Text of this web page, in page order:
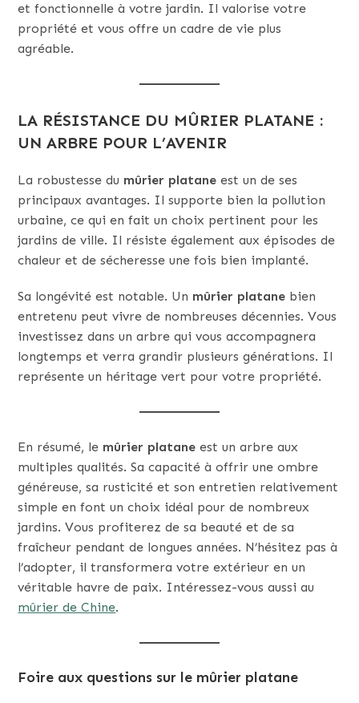
et fonctionnelle à votre jardin. Il valorise votre
propriété et vous offre un cadre de vie plus
agréable.
LA RÉSISTANCE DU MÛRIER PLATANE :
UN ARBRE POUR L’AVENIR
La robustesse du mûrier platane est un de ses
principaux avantages. Il supporte bien la pollution
urbaine, ce qui en fait un choix pertinent pour les
jardins de ville. Il résiste également aux épisodes de
chaleur et de sécheresse une fois bien implanté.
Sa longévité est notable. Un mûrier platane bien
entretenu peut vivre de nombreuses décennies. Vous
investissez dans un arbre qui vous accompagnera
longtemps et verra grandir plusieurs générations. Il
représente un héritage vert pour votre propriété.
En résumé, le mûrier platane est un arbre aux
multiples qualités. Sa capacité à offrir une ombre
généreuse, sa rusticité et son entretien relativement
simple en font un choix idéal pour de nombreux
jardins. Vous profiterez de sa beauté et de sa
fraîcheur pendant de longues années. N’hésitez pas à
l’adopter, il transformera votre extérieur en un
véritable havre de paix. Intéressez-vous aussi au
mûrier de Chine.
Foire aux questions sur le mûrier platane